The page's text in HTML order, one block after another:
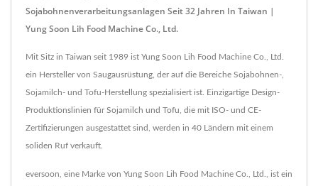
Sojabohnenverarbeitungsanlagen Seit 32 Jahren In Taiwan |
Yung Soon Lih Food Machine Co., Ltd.
Mit Sitz in Taiwan seit 1989 ist Yung Soon Lih Food Machine Co., Ltd.
ein Hersteller von Saugausrüstung, der auf die Bereiche Sojabohnen-,
Sojamilch- und Tofu-Herstellung spezialisiert ist. Einzigartige Design-
Produktionslinien für Sojamilch und Tofu, die mit ISO- und CE-
Zertifizierungen ausgestattet sind, werden in 40 Ländern mit einem
soliden Ruf verkauft.
eversoon, eine Marke von Yung Soon Lih Food Machine Co., Ltd., ist ein